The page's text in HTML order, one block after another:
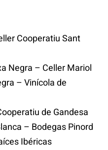
Cooperatiu Sant
Negra – Celler Mariol
– Vinícola de
de Gandesa
– Bodegas Pinord
Ibéricas